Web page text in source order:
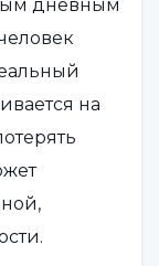
дневным
на